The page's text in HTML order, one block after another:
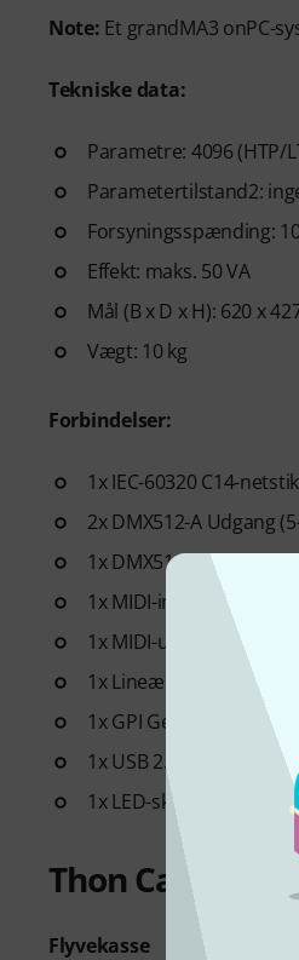
Note: Et grandMA3 onPC-
Tekniske data:
Parametre: 4096 (HTP/
Parametertilstand2:
Forsyningsspænding:
Effekt: maks. 50 VA
Mål (B x D x H): 620 x
Vægt: 10 kg
Forbindelser:
1x IEC-60320 C14-netstik
2x DMX512-A Udgang
1x DMX512-A Indgang
1x MIDI-indgang (5-bens
1x MIDI-udgang (5-bens
1x Lineær
1x GPI General
1x USB 2.0 (type B)
1x LED-
Thon Case
Flyvekasse